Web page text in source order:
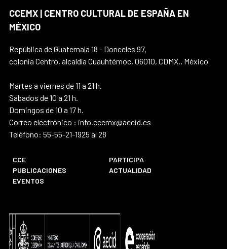
CCEMX | CENTRO CULTURAL DE ESPAÑA EN
MÉXICO
República de Guatemala 18 - Donceles 97,
colonia Centro, alcaldía Cuauhtémoc, 06010, CDMX., México
Martes a viernes de 11 a 21 h.
Sábados de 10 a 21 h.
Domingos de 10 a 17 h.
Correo electrónico : info.ccemx@aecid.es
Teléfono: 55-55-21-1925 al 28
CCE
PARTICIPA
PUBLICACIONES
ACTUALIDAD
EVENTOS